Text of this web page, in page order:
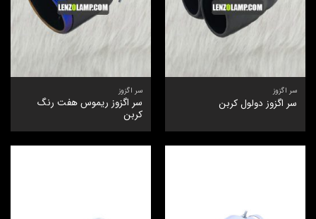
سر اگزوز
سر اگزوز دولول کربن
سر اگزوز
سر اگزوز ریموس هفت رنگ
کربن‎‎